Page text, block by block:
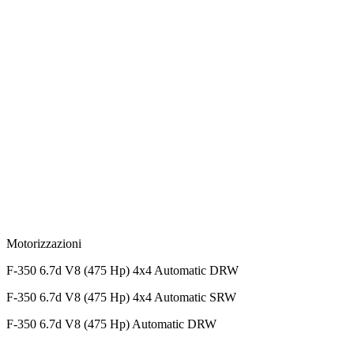
Motorizzazioni
F-350 6.7d V8 (475 Hp) 4x4 Automatic DRW
F-350 6.7d V8 (475 Hp) 4x4 Automatic SRW
F-350 6.7d V8 (475 Hp) Automatic DRW